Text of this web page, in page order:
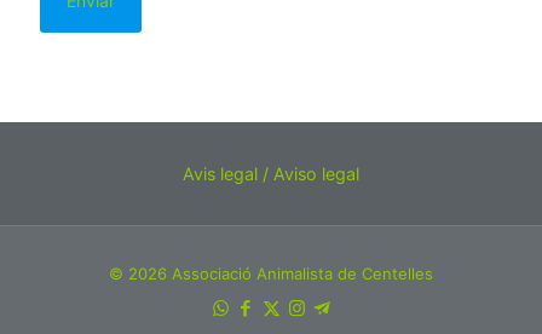
Avis legal / Aviso legal
© 2026 Associació Animalista de Centelles